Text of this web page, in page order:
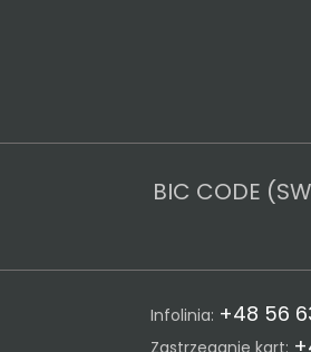
BIC CODE
Infolinia: +48 56
Zastrzeganie kart: